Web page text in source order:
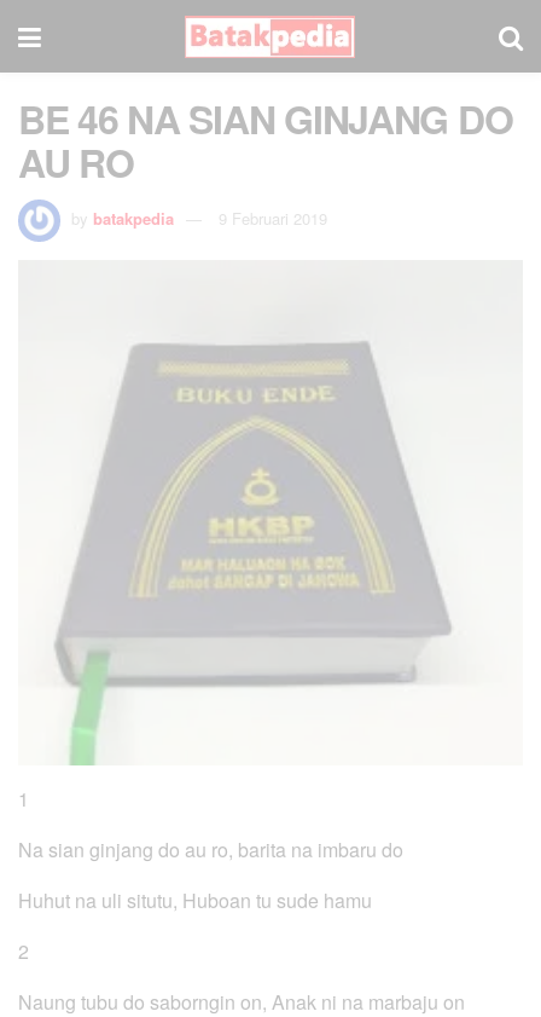
BE 46 NA SIAN GINJANG DO
AU RO
by batakpedia 9 Februari 2019
1
Na sian ginjang do au ro, barita na imbaru do
Huhut na uli situtu, Huboan tu sude hamu
2
Naung tubu do saborngin on, Anak ni na marbaju on